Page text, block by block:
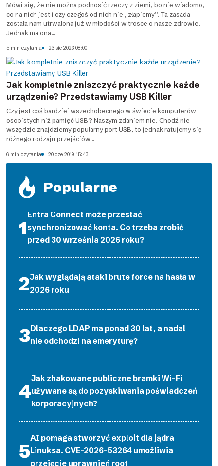
Mówi się, że nie można podnosić rzeczy z ziemi, bo nie wiadomo,
co na nich jest i czy czegoś od nich nie „złapiemy”. Ta zasada
została nam utrwalona już w młodości w trosce o nasze zdrowie.
Jednak ma ona...
5 min czytania 23 sie 2023 08:00
Jak kompletnie zniszczyć praktycznie każde
urządzenie? Przedstawiamy USB Killer
Czy jest coś bardziej wszechobecnego w świecie komputerów
osobistych niż pamięć USB? Naszym zdaniem nie. Chodź nie
wszędzie znajdziemy popularny port USB, to jednak ratujemy się
różnego rodzaju przejściów...
6 min czytania 20 cze 2019 15:43
Popularne
Entra Connect może przestać
synchronizować konta. Co trzeba zrobić
przed 30 września 2026 roku?
Jak wyglądają ataki brute force na hasła w
2026 roku
Dlaczego LDAP ma ponad 30 lat, a nadal
nie odchodzi na emeryturę?
Jak zhakowane publiczne bramki Wi-Fi
używane są do pozyskiwania poświadczeń
korporacyjnych?
AI pomaga stworzyć exploit dla jądra
Linuksa. CVE-2026-53264 umożliwia
przejęcie uprawnień root